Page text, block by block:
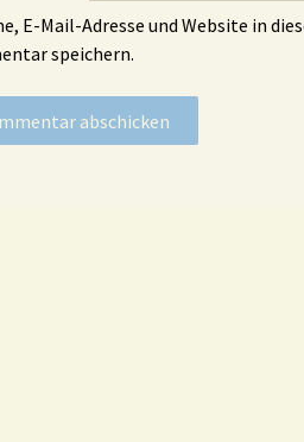
E-Mail-Adresse und Website in
speichern.